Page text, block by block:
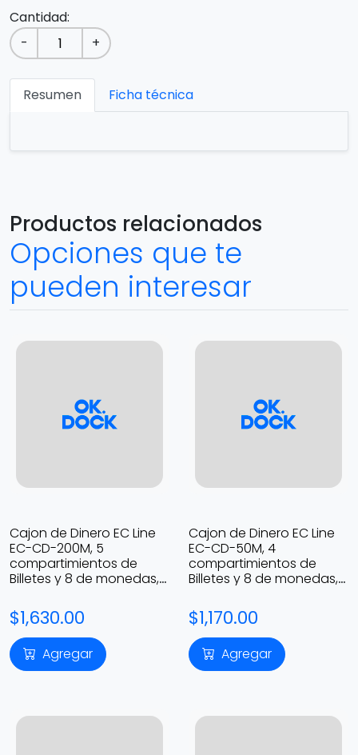
Cantidad:
-
+
Resumen Ficha técnica
Productos relacionados
Opciones que te
pueden interesar
Cajon de Dinero EC Line
EC-CD-200M, 5
compartimientos de
Billetes y 8 de monedas, 2
$1,630.00
Agregar
Cajon de Dinero EC Line
EC-CD-50M, 4
compartimientos de
Billetes y 8 de monedas, 2
$1,170.00
Agregar